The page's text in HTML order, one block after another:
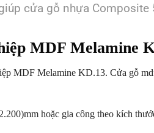
cửa gỗ nhựa Composite
MDF Melamine
MDF Melamine KD.13. Cửa gỗ
hoặc gia công theo kích